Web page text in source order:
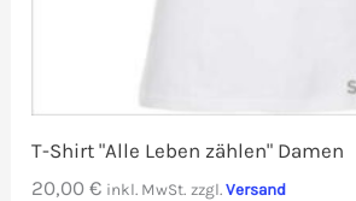
T-Shirt "Alle Leben zählen" Damen
20,00€ inkl. MwSt. zzgl.Versand